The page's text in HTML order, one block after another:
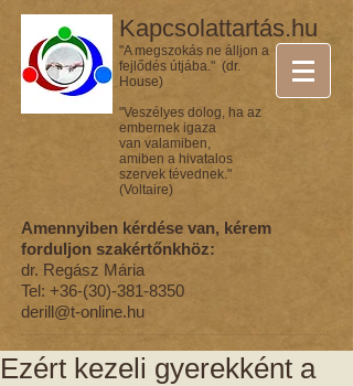
Kapcsolattartás.hu
"A megszokás ne álljon a
fejlődés útjába." (dr.
House)
"Veszélyes dolog, ha az
embernek igaza
van valamiben,
amiben a hivatalos
szervek tévednek."
(Voltaire)
Amennyiben kérdése van, kérem
forduljon szakértőnkhöz:
dr. Regász Mária
Tel: +36-(30)-381-8350
derill@t-online.hu
Ezért kezeli gyerekként a